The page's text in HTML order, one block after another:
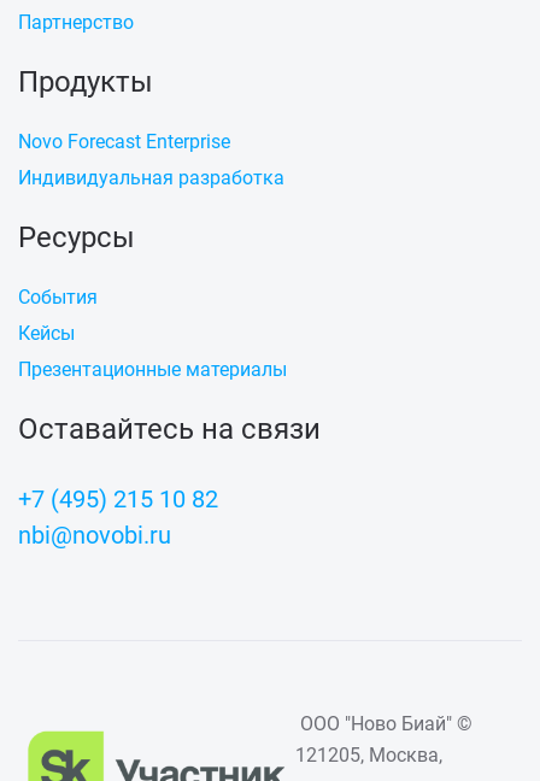
Партнерство
Продукты
Novo Forecast Enterprise
Индивидуальная разработка
Ресурсы
События
Кейсы
Презентационные материалы
Оставайтесь на связи
+7 (495) 215 10 82
nbi@novobi.ru
ООО "Ново Биай" ©
121205, Москва,